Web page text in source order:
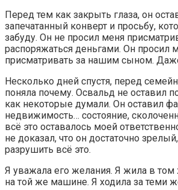
Перед тем как закрыть глаза, он
запечатанный конверт и просьбу,
забуду. Он не просил меня
распоряжаться деньгами. Он просил
присматривать за нашим сыном.
Несколько дней спустя, перед
поняла почему. Освальд не оставил
как некоторые думали. Он оставил
недвижимость… состояние,
всё это оставалось моей
не доказал, что он достаточно
разрушить всё это.
Я уважала его желания. Я жила в
на той же машине. Я ходила за теми